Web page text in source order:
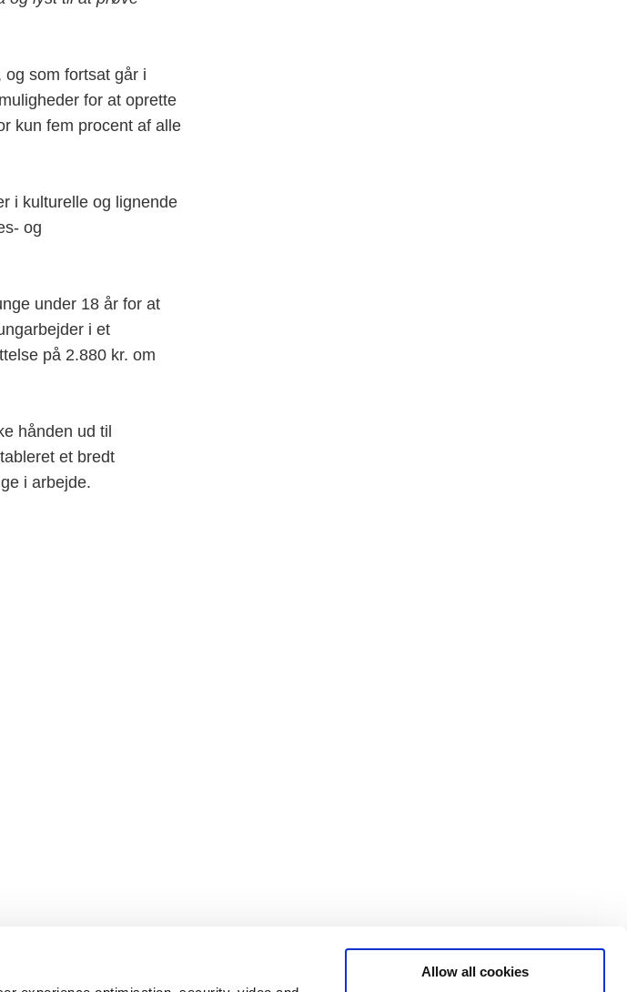
Allow all cookies
som fortsat går i
for at oprette
kun fem procent af alle
i kulturelle og lignende
og
under 18 år for at
i et
på 2.880 kr. om
hånden ud til
et bredt
i arbejde.